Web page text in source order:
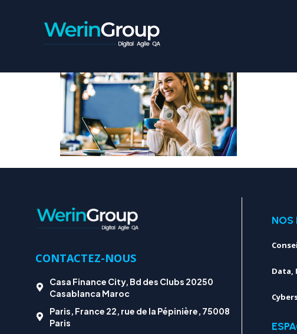
CONTACT-
CONTACTEZ-NOUS
Casa Finance City, Bd des Clubs 20250
Casablanca Maroc
Paris, France 22, rue de la Pépinière, 75008
Paris
NOS
Data,